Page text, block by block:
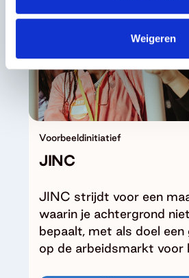
Weigeren
Voorbeeldinitiatief
JINC
JINC strijdt voor een
waarin je achtergrond
bepaalt, met als doel
op de arbeidsmarkt voor